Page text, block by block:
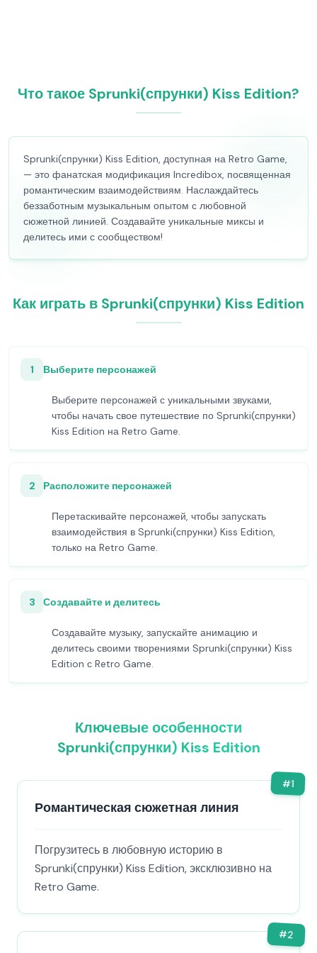
Что такое Sprunki(спрунки) Kiss Edition?
Sprunki(спрунки) Kiss Edition, доступная на Retro Game,
— это фанатская модификация Incredibox, посвященная
романтическим взаимодействиям. Наслаждайтесь
беззаботным музыкальным опытом с любовной
сюжетной линией. Создавайте уникальные миксы и
делитесь ими с сообществом!
Как играть в Sprunki(спрунки) Kiss Edition
1 Выберите персонажей
Выберите персонажей с уникальными звуками,
чтобы начать свое путешествие по Sprunki(спрунки)
Kiss Edition на Retro Game.
2 Расположите персонажей
Перетаскивайте персонажей, чтобы запускать
взаимодействия в Sprunki(спрунки) Kiss Edition,
только на Retro Game.
3 Создавайте и делитесь
Создавайте музыку, запускайте анимацию и
делитесь своими творениями Sprunki(спрунки) Kiss
Edition с Retro Game.
Ключевые особенности
Sprunki(спрунки) Kiss Edition
#1
Романтическая сюжетная линия
Погрузитесь в любовную историю в
Sprunki(спрунки) Kiss Edition, эксклюзивно на
Retro Game.
#2